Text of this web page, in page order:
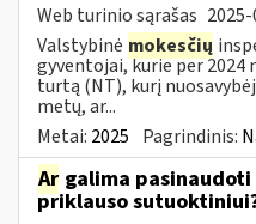
Web turinio sąrašas
Valstybinė mokesčių
gyventojai, kurie per 2024
turtą (NT), kurį
metų, ar...
Metai: 2025 Pagrindinis:
Ar galima
priklauso